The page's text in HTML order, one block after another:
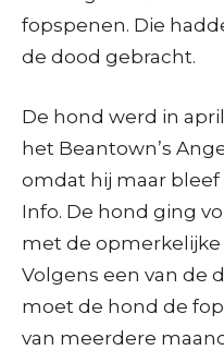
fopspenen. Die
de dood gebracht.
De hond werd in
het Beantown’s
omdat hij maar
Info. De hond ging
met de
Volgens een van de
moet de hond de
van meerdere